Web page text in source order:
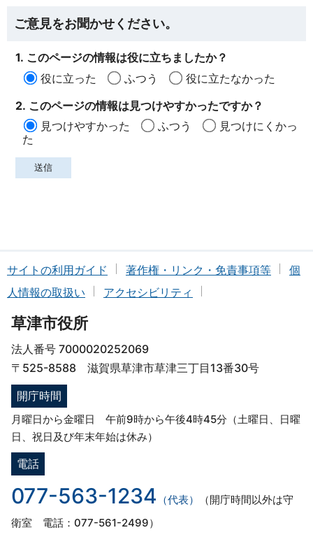
ご意見をお聞かせください。
1. このページの情報は役に立ちましたか？
役に立った
ふつう
役に立たなかった
2. このページの情報は見つけやすかったですか？
見つけやすかった
ふつう
見つけにくかっ
た
サイトの利用ガイド 著作権・リンク・免責事項等
個
人情報の取扱い
アクセシビリティ
草津市役所
法人番号 7000020252069
〒525-8588 滋賀県草津市草津三丁目13番30号
開庁時間
月曜日から金曜日 午前9時から午後4時45分（土曜日、日曜
日、祝日及び年末年始は休み）
電話
077-563-1234 （代表）
（開庁時間以外は守
衛室 電話：077-561-2499）